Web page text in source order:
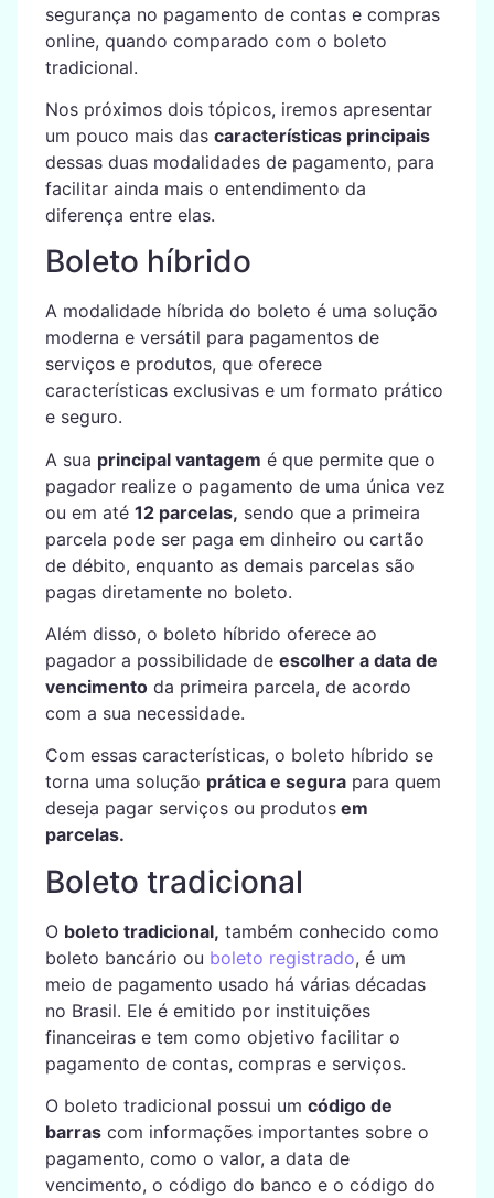
segurança no pagamento de contas e compras
online, quando comparado com o boleto
tradicional.
Nos próximos dois tópicos, iremos apresentar
um pouco mais das características principais
dessas duas modalidades de pagamento, para
facilitar ainda mais o entendimento da
diferença entre elas.
Boleto híbrido
A modalidade híbrida do boleto é uma solução
moderna e versátil para pagamentos de
serviços e produtos, que oferece
características exclusivas e um formato prático
e seguro.
A sua principal vantagem é que permite que o
pagador realize o pagamento de uma única vez
ou em até 12 parcelas, sendo que a primeira
parcela pode ser paga em dinheiro ou cartão
de débito, enquanto as demais parcelas são
pagas diretamente no boleto.
Além disso, o boleto híbrido oferece ao
pagador a possibilidade de escolher a data de
vencimentoda primeira parcela, de acordo
com a sua necessidade.
Com essas características, o boleto híbrido se
torna uma solução prática e segurapara quem
deseja pagar serviços ou produtosem
parcelas.
Boleto tradicional
O boleto tradicional, também conhecido como
boleto bancário ou boleto registrado, é um
meio de pagamento usado há várias décadas
no Brasil. Ele é emitido por instituições
financeiras e tem como objetivo facilitar o
pagamento de contas, compras e serviços.
O boleto tradicional possui um código de
barrascom informações importantes sobre o
pagamento, como o valor, a data de
vencimento, o código do banco e o código do